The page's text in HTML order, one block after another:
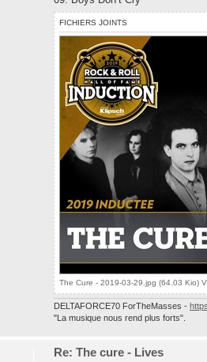
FICHIERS JOINTS
The Cure - 2019-03-29.jpg (64.03 Kio)
DELTAFORCE70 ForTheMasses -
"La musique nous rend plus forts".
Re: The cure - Lives